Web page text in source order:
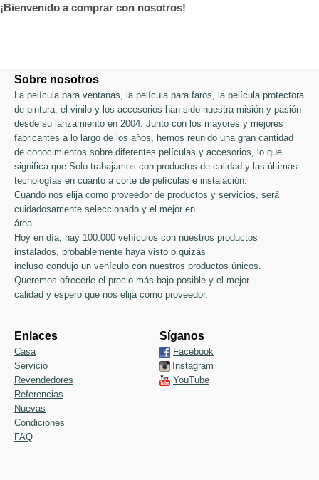
¡Bienvenido a comprar con nosotros!
Sobre nosotros
La película para ventanas, la película para faros, la película protectora
de pintura, el vinilo y los accesorios han sido nuestra misión y pasión
desde su lanzamiento en 2004. Junto con los mayores y mejores
fabricantes a lo largo de los años, hemos reunido una gran cantidad
de conocimientos sobre diferentes películas y accesorios, lo que
significa que Solo trabajamos con productos de calidad y las últimas
tecnologías en cuanto a corte de películas e instalación.
Cuando nos elija como proveedor de productos y servicios, será
cuidadosamente seleccionado y el mejor en
área.
Hoy en día, hay 100.000 vehículos con nuestros productos
instalados, probablemente haya visto o quizás
incluso condujo un vehículo con nuestros productos únicos.
Queremos ofrecerle el precio más bajo posible y el mejor
calidad y espero que nos elija como proveedor.
Enlaces
Casa
Servicio
Revendedores
Referencias
Nuevas
Condiciones
FAQ
Síganos
Facebook
Instagram
YouTube